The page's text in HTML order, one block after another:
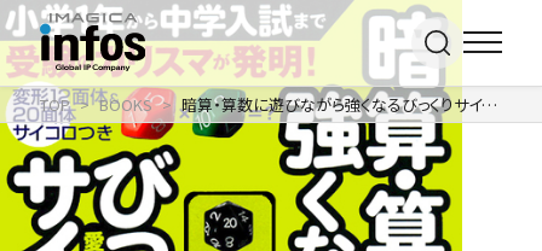
IP / MEDIA
TOP BOOKS 暗算・算数に遊びながら強くなるびっくりサイコロ学習法